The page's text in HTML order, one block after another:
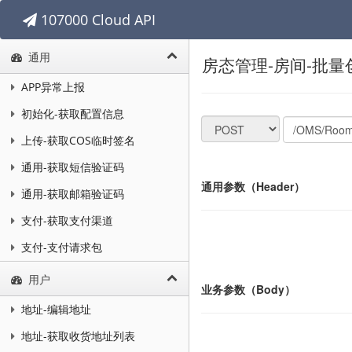
107000 Cloud API
通用
APP异常上报
初始化-获取配置信息
上传-获取COS临时签名
通用-获取短信验证码
通用-获取邮箱验证码
支付-获取支付渠道
支付-支付请求包
用户
地址-编辑地址
地址-获取收货地址列表
房态管理-房间-批量
通用参数（Header）
业务参数（Body）